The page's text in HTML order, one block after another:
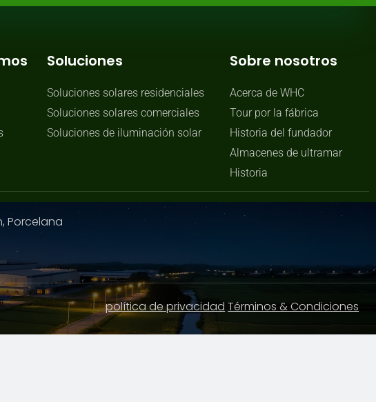
Soluciones
Soluciones solares residenciales
Soluciones solares comerciales
Soluciones de iluminación solar
Sobre nosotros
Acerca de WHC
Tour por la fábrica
Historia del fundador
Almacenes de ultramar
Historia
Porcelana
política de privacidad Términos & Condiciones